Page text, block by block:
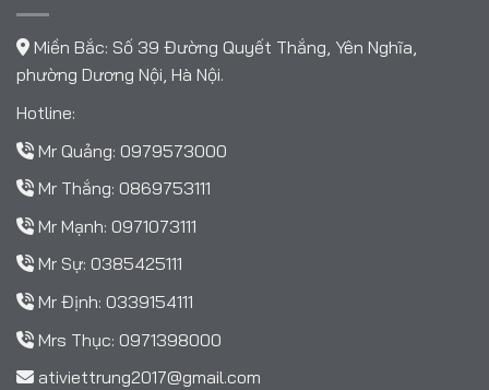
Miền Bắc: Số 39 Đường Quyết Thắng, Yên Nghĩa,
phường Dương Nội, Hà Nội.
Hotline:
Mr Quảng: 0979573000
Mr Thắng: 0869753111
Mr Mạnh: 0971073111
Mr Sự: 0385425111
Mr Định: 0339154111
Mrs Thục: 0971398000
ativiettrung2017@gmail.com